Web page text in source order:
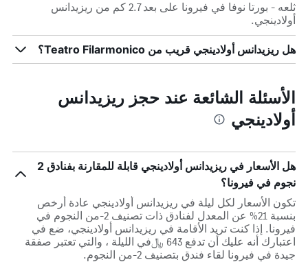
ثلعه - بورتا نوفا في فيرونا على بعد 2.7 كم من ريزيدانس
أولادينجي.
هل ريزيدانس أولادينجي قريب من Teatro Filarmonico؟
الأسئلة الشائعة عند حجز ريزيدانس
أولادينجي
هل الأسعار في ريزيدانس أولادينجي قابلة للمقارنة بفنادق 2
نجوم في فيرونا؟
تكون الأسعار لكل ليلة في ريزيدانس أولادينجي عادة أرخص
بنسبة 21% عن المعدل لفنادق ذات تصنيف 2-من النجوم في
فيرونا. إذا كنت تريد الأقامة في ريزيدانس أولادينجي، ضع في
اعتبارك أنه عليك أن تدفع 643 ﷼في الليلة ، والتي تعتبر صفقة
جيدة في فيرونا لقاء فندق بتصنيف 2-من النجوم.